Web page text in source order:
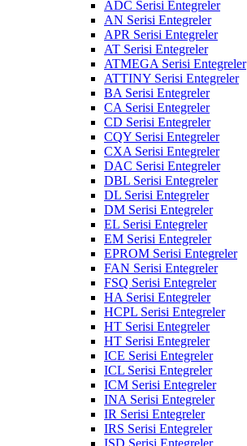
ADC Serisi Entegreler
AN Serisi Entegreler
APR Serisi Entegreler
AT Serisi Entegreler
ATMEGA Serisi Entegreler
ATTINY Serisi Entegreler
BA Serisi Entegreler
CA Serisi Entegreler
CD Serisi Entegreler
CQY Serisi Entegreler
CXA Serisi Entegreler
DAC Serisi Entegreler
DBL Serisi Entegreler
DL Serisi Entegreler
DM Serisi Entegreler
EL Serisi Entegreler
EM Serisi Entegreler
EPROM Serisi Entegreler
FAN Serisi Entegreler
FSQ Serisi Entegreler
HA Serisi Entegreler
HCPL Serisi Entegreler
HT Serisi Entegreler
HT Serisi Entegreler
ICE Serisi Entegreler
ICL Serisi Entegreler
ICM Serisi Entegreler
INA Serisi Entegreler
IR Serisi Entegreler
IRS Serisi Entegreler
ISD Serisi Entegreler